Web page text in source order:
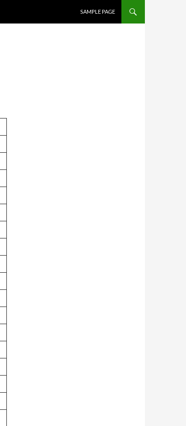
SAMPLE PAGE